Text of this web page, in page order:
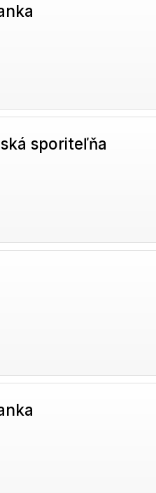
sporiteľňa